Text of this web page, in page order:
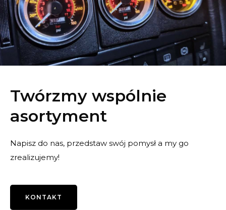
Twórzmy wspólnie
asortyment
Napisz do nas, przedstaw swój pomysł a my go
zrealizujemy!
KONTAKT